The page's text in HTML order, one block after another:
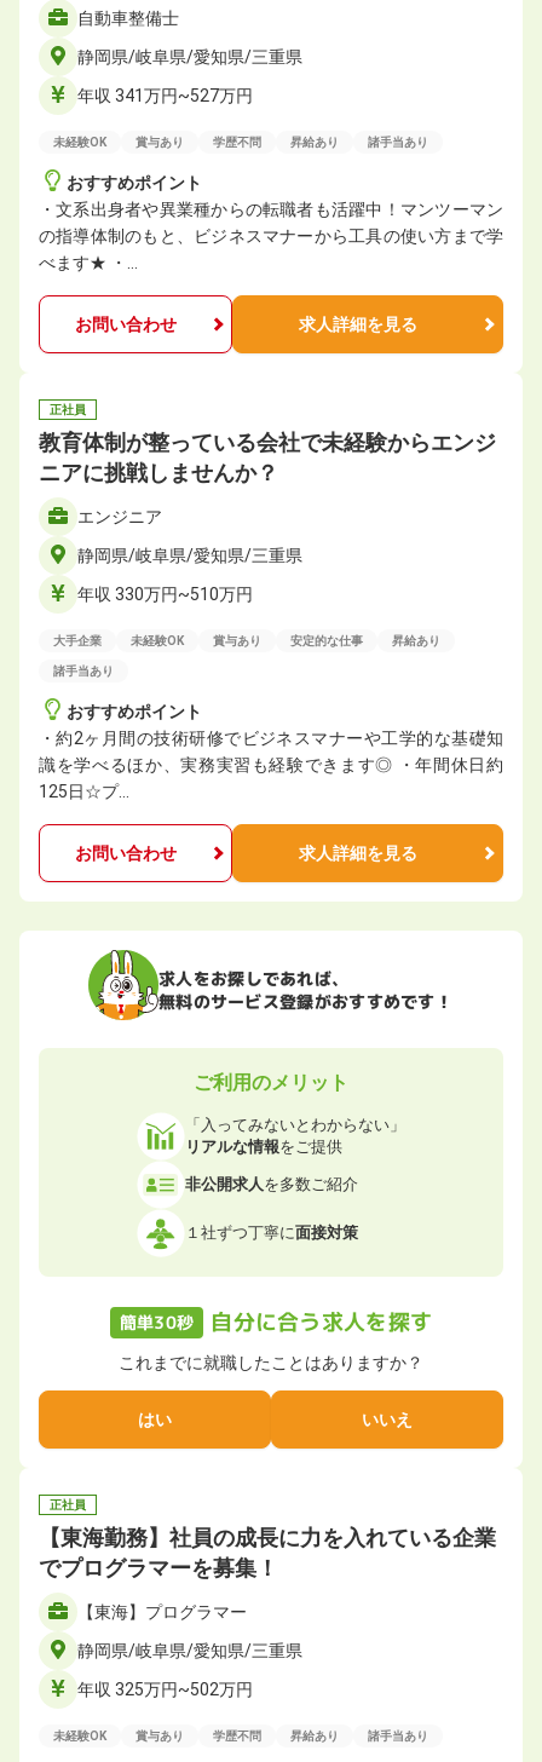
自動車整備士
静岡県/岐阜県/愛知県/三重県
年収 341万円~527万円
未経験OK 賞与あり 学歴不問 昇給あり 諸手当あり
おすすめポイント
・文系出身者や異業種からの転職者も活躍中！マンツーマン
の指導体制のもと、ビジネスマナーから工具の使い方まで学
べます★ ・…
お問い合わせ 求人詳細を見る
正社員
教育体制が整っている会社で未経験からエンジ
ニアに挑戦しませんか？
エンジニア
静岡県/岐阜県/愛知県/三重県
年収 330万円~510万円
大手企業 未経験OK 賞与あり 安定的な仕事 昇給あり
諸手当あり
おすすめポイント
・約2ヶ月間の技術研修でビジネスマナーや工学的な基礎知
識を学べるほか、実務実習も経験できます◎ ・年間休日約
125日☆プ…
お問い合わせ 求人詳細を見る
求人をお探しであれば、
無料のサービス登録がおすすめです！
ご利用のメリット
「入ってみないとわからない」
リアルな情報をご提供
非公開求人を多数ご紹介
１社ずつ丁寧に面接対策
簡単30秒 自分に合う求人を探す
これまでに就職したことはありますか？
はい いいえ
正社員
【東海勤務】社員の成長に力を入れている企業
でプログラマーを募集！
【東海】プログラマー
静岡県/岐阜県/愛知県/三重県
年収 325万円~502万円
未経験OK 賞与あり 学歴不問 昇給あり 諸手当あり